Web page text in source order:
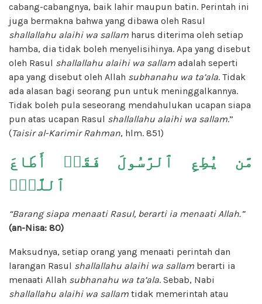
cabang-cabangnya, baik lahir maupun batin. Perintah ini
juga bermakna bahwa yang dibawa oleh Rasul
shallallahu alaihi wa sallam harus diterima oleh setiap
hamba, dia tidak boleh menyelisihinya. Apa yang disebut
oleh Rasul shallallahu alaihi wa sallam adalah seperti
apa yang disebut oleh Allah subhanahu wa ta’ala. Tidak
ada alasan bagi seorang pun untuk meninggalkannya.
Tidak boleh pula seseorang mendahulukan ucapan siapa
pun atas ucapan Rasul shallallahu alaihi wa sallam.”
(Taisir al-Karimir Rahman, hlm. 851)
مَّن يُطِعِ ٱلرَّسُولَ فَقَدۡ أَطَاعَ
ٱللَّهَۖ
“Barang siapa menaati Rasul, berarti ia menaati Allah.”
(an-Nisa: 80)
Maksudnya, setiap orang yang menaati perintah dan
larangan Rasul shallallahu alaihi wa sallam berarti ia
menaati Allah subhanahu wa ta’ala. Sebab, Nabi
shallallahu alaihi wa sallam tidak memerintah atau